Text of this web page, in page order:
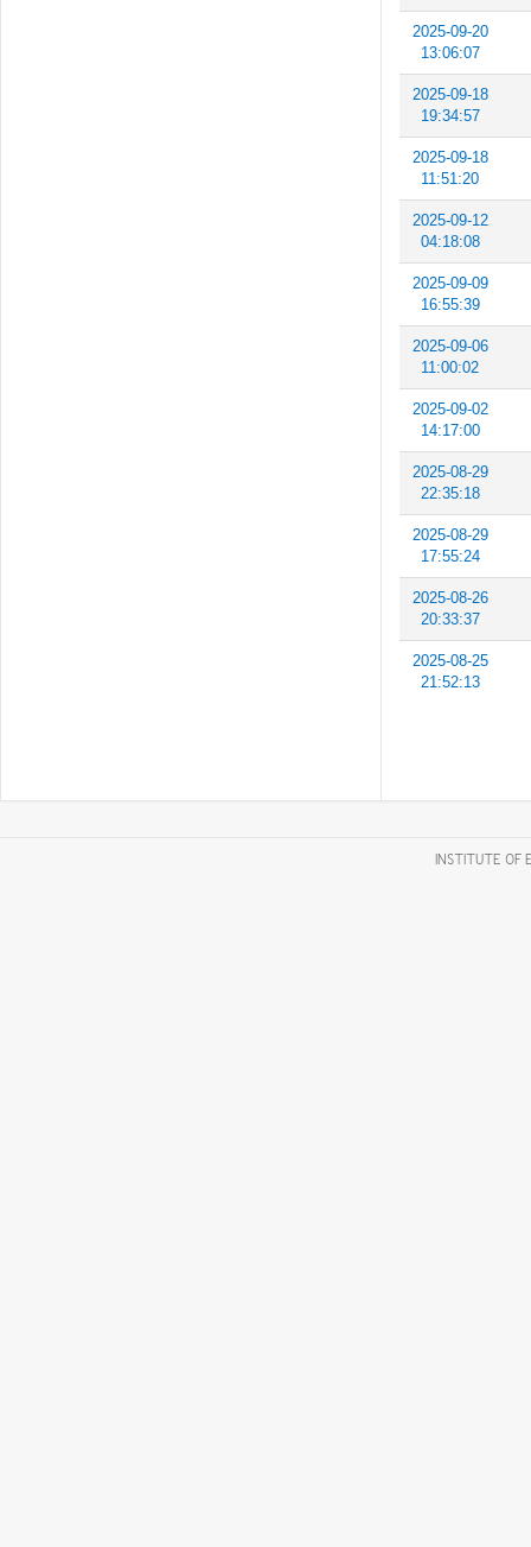
2025-09-20
13:06:07
2025-09-18
19:34:57
2025-09-18
11:51:20
2025-09-12
04:18:08
2025-09-09
16:55:39
2025-09-06
11:00:02
2025-09-02
14:17:00
2025-08-29
22:35:18
2025-08-29
17:55:24
2025-08-26
20:33:37
2025-08-25
21:52:13
INSTITUTE OF